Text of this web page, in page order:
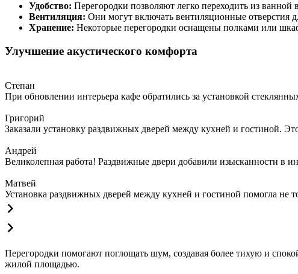
Удобство: Перегородки позволяют легко переходить из ванной
Вентиляция: Они могут включать вентиляционные отверстия
Хранение: Некоторые перегородки оснащены полками или
Улучшение акустического комфорта
Степан
При обновлении интерьера кафе обратились за установкой
Григорий
Заказали установку раздвижных дверей между кухней и гостиной.
Андрей
Великолепная работа! Раздвижные двери добавили изысканности в
Матвей
Установка раздвижных дверей между кухней и гостиной помогла не
Перегородки помогают поглощать шум, создавая более тихую и
жилой площадью.